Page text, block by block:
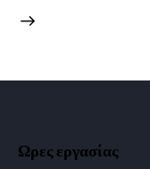
Ωρες εργασίας